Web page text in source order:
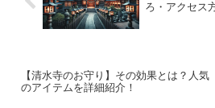
ろ・アクセス
【清水寺のお守り】その効果とは？人気
のアイテムを詳細紹介！